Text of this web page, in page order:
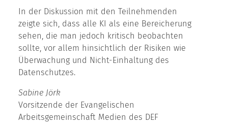
In der Diskussion mit den Teilnehmenden
zeigte sich, dass alle KI als eine Bereicherung
sehen, die man jedoch kritisch beobachten
sollte, vor allem hinsichtlich der Risiken wie
Überwachung und Nicht-Einhaltung des
Datenschutzes.
Sabine Jörk
Vorsitzende der Evangelischen
Arbeitsgemeinschaft Medien des DEF